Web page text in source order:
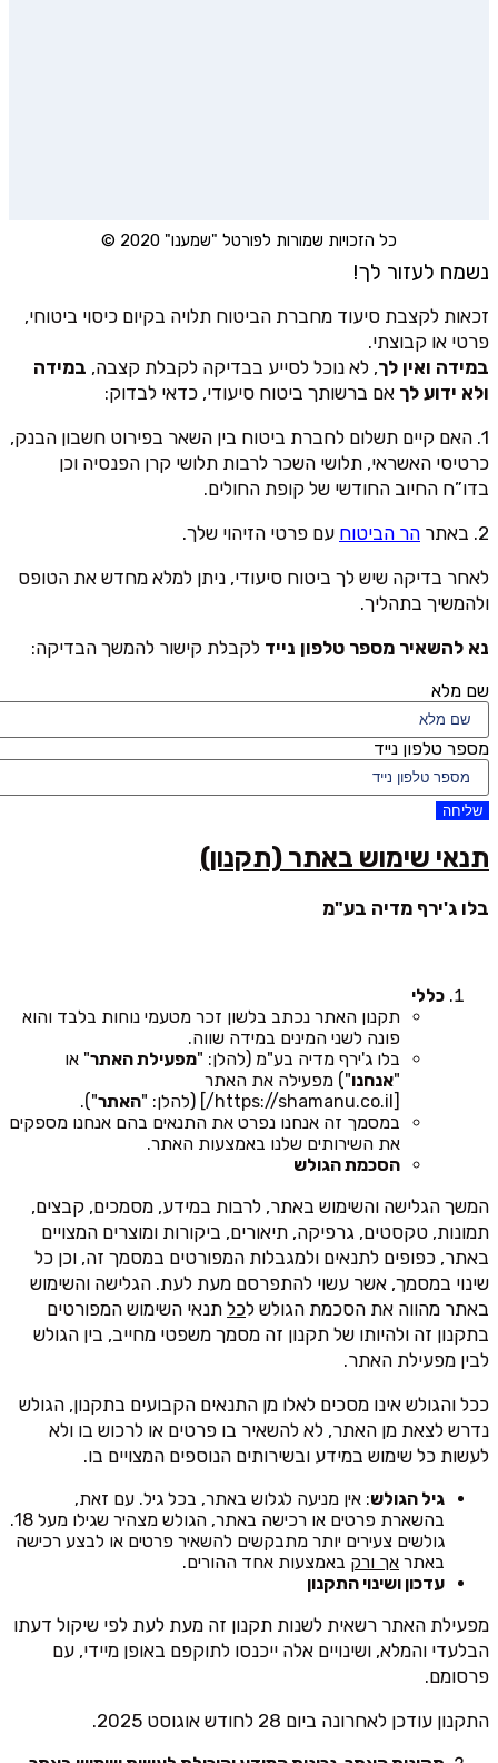
כל הזכויות שמורות לפורטל "שמענו" 2020 ©
נשמח לעזור לך!
זכאות לקצבת סיעוד מחברת הביטוח תלויה בקיום כיסוי ביטוחי,
פרטי או קבוצתי.
במידה ואין לך, לא נוכל לסייע בבדיקה לקבלת קצבה, במידה
ולא ידוע לך אם ברשותך ביטוח סיעודי, כדאי לבדוק:
1. האם קיים תשלום לחברת ביטוח בין השאר בפירוט חשבון הבנק,
כרטיסי האשראי, תלושי השכר לרבות תלושי קרן הפנסיה וכן
בדו”ח החיוב החודשי של קופת החולים.
2. באתר
הר הביטוח עם פרטי הזיהוי שלך.
לאחר בדיקה שיש לך ביטוח סיעודי, ניתן למלא מחדש את הטופס
ולהמשיך בתהליך.
נא להשאיר מספר טלפון נייד לקבלת קישור להמשך הבדיקה:
שם מלא
מספר טלפון נייד
שליחה
תנאי שימוש באתר (תקנון)
בלו ג'ירף מדיה בע"מ
כללי
תקנון האתר נכתב בלשון זכר מטעמי נוחות בלבד והוא
פונה לשני המינים במידה שווה.
בלו ג'ירף מדיה בע"מ (להלן: "מפעילת האתר" או
"אנחנו") מפעילה את האתר
[https://shamanu.co.il/] (להלן: "
האתר").
במסמך זה אנחנו נפרט את התנאים בהם אנחנו מספקים
את השירותים שלנו באמצעות האתר.
הסכמת הגולש
המשך הגלישה והשימוש באתר, לרבות במידע, מסמכים, קבצים,
תמונות, טקסטים, גרפיקה, תיאורים, ביקורות ומוצרים המצויים
באתר, כפופים לתנאים ולמגבלות המפורטים במסמך זה, וכן כל
שינוי במסמך, אשר עשוי להתפרסם מעת לעת. הגלישה והשימוש
באתר מהווה את הסכמת הגולש לכל תנאי השימוש המפורטים
בתקנון זה ולהיותו של תקנון זה מסמך משפטי מחייב, בין הגולש
לבין מפעילת האתר.
ככל והגולש אינו מסכים לאלו מן התנאים הקבועים בתקנון, הגולש
נדרש לצאת מן האתר, לא להשאיר בו פרטים או לרכוש בו ולא
לעשות כל שימוש במידע ובשירותים הנוספים המצויים בו.
גיל הגולש: אין מניעה לגלוש באתר, בכל גיל. עם זאת,
בהשארת פרטים או רכישה באתר, הגולש מצהיר שגילו מעל 18.
גולשים צעירים יותר מתבקשים להשאיר פרטים או לבצע רכישה
באתר אך ורק באמצעות אחד ההורים.
עדכון ושינוי התקנון
מפעילת האתר רשאית לשנות תקנון זה מעת לעת לפי שיקול דעתו
הבלעדי והמלא, ושינויים אלה ייכנסו לתוקפם באופן מיידי, עם
פרסומם.
התקנון עודכן לאחרונה ביום 28 לחודש אוגוסט 2025.